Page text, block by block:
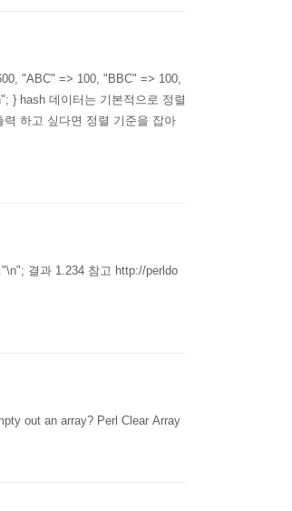
"ABC" => 100, "BBC" => 100,
} hash 데이터는 기본적으로 정렬
하고 싶다면 정렬 기준을 잡아
결과 1.234 참고 http://perldo
out an array? Perl Clear Array